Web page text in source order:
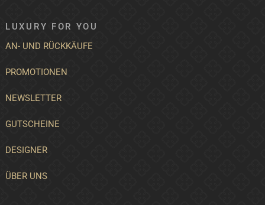
LUXURY FOR YOU
AN- UND RÜCKKÄUFE
PROMOTIONEN
NEWSLETTER
GUTSCHEINE
DESIGNER
ÜBER UNS